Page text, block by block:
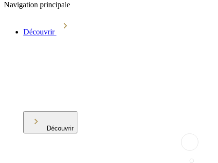
Navigation principale
Découvrir
Découvrir